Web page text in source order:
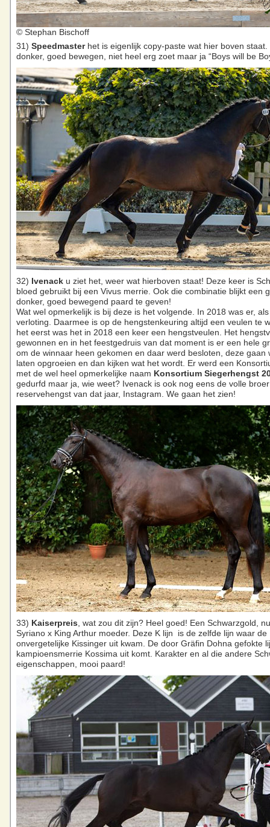
© Stephan Bischoff
31) Speedmaster het is eigenlijk copy-paste wat hier boven staat.
donker, goed bewegen, niet heel erg zoet maar ja “Boys will be
32) Ivenack u ziet het, weer wat hierboven staat! Deze keer is
bloed gebruikt bij een Vivus merrie. Ook die combinatie blijkt een
donker, goed bewegend paard te geven!
Wat wel opmerkelijk is bij deze is het volgende. In 2018 was er,
verloting. Daarmee is op de hengstenkeuring altijd een veulen te
het eerst was het in 2018 een keer een hengstveulen. Het
gewonnen en in het feestgedruis van dat moment is er een hele
om de winnaar heen gekomen en daar werd besloten, deze gaan
laten opgroeien en dan kijken wat het wordt. Er werd een
met de wel heel opmerkelijke naam Konsortium Siegerhengst
gedurfd maar ja, wie weet? Ivenack is ook nog eens de volle
reservehengst van dat jaar, Instagram. We gaan het zien!
33) Kaiserpreis, wat zou dit zijn? Heel goed! Een Schwarzgold,
Syriano x King Arthur moeder. Deze K lijn is de zelfde lijn waar de
onvergetelijke Kissinger uit kwam. De door Gräfin Dohna gefokte
kampioensmerrie Kossima uit komt. Karakter en al die andere
eigenschappen, mooi paard!